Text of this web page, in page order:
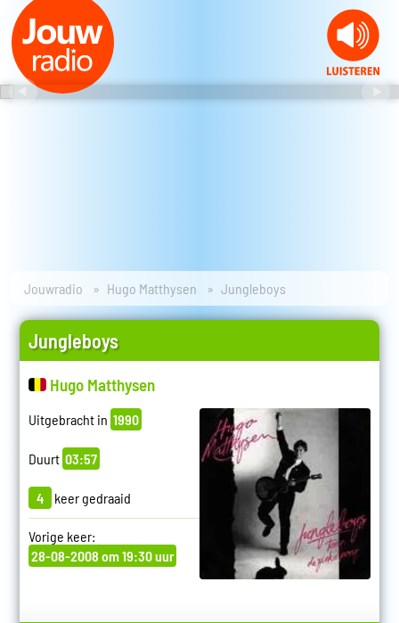
Jouwradio Hugo Matthysen Jungleboys
Jungleboys
Hugo Matthysen
Uitgebracht in 1990
Duurt 03:57
4 keer gedraaid
Vorige keer:
28-08-2008 om 19:30 uur